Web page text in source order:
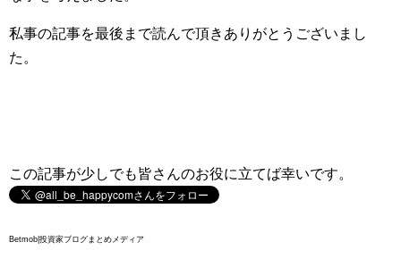
私事の記事を最後まで読んで頂きありがとうございまし
た。
この記事が少しでも皆さんのお役に立てば幸いです。
Betmob|投資家ブログまとめメディア